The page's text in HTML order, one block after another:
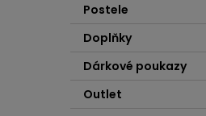
Postele
Doplňky
Dárkové poukazy
Outlet